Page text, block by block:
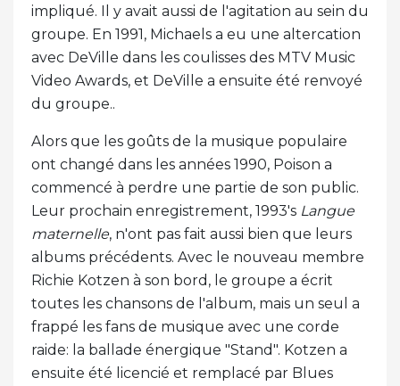
impliqué. Il y avait aussi de l'agitation au sein du
groupe. En 1991, Michaels a eu une altercation
avec DeVille dans les coulisses des MTV Music
Video Awards, et DeVille a ensuite été renvoyé
du groupe..
Alors que les goûts de la musique populaire
ont changé dans les années 1990, Poison a
commencé à perdre une partie de son public.
Leur prochain enregistrement, 1993's Langue
maternelle, n'ont pas fait aussi bien que leurs
albums précédents. Avec le nouveau membre
Richie Kotzen à son bord, le groupe a écrit
toutes les chansons de l'album, mais un seul a
frappé les fans de musique avec une corde
raide: la ballade énergique "Stand". Kotzen a
ensuite été licencié et remplacé par Blues